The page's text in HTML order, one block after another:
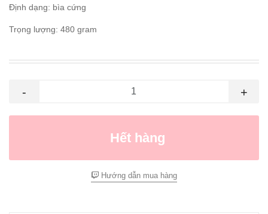
Định dạng: bìa cứng
Trọng lượng: 480 gram
- +
Hết hàng
Hướng dẫn mua hàng